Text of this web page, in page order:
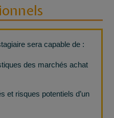
sera capable de :
des marchés achat
et risques potentiels d’un